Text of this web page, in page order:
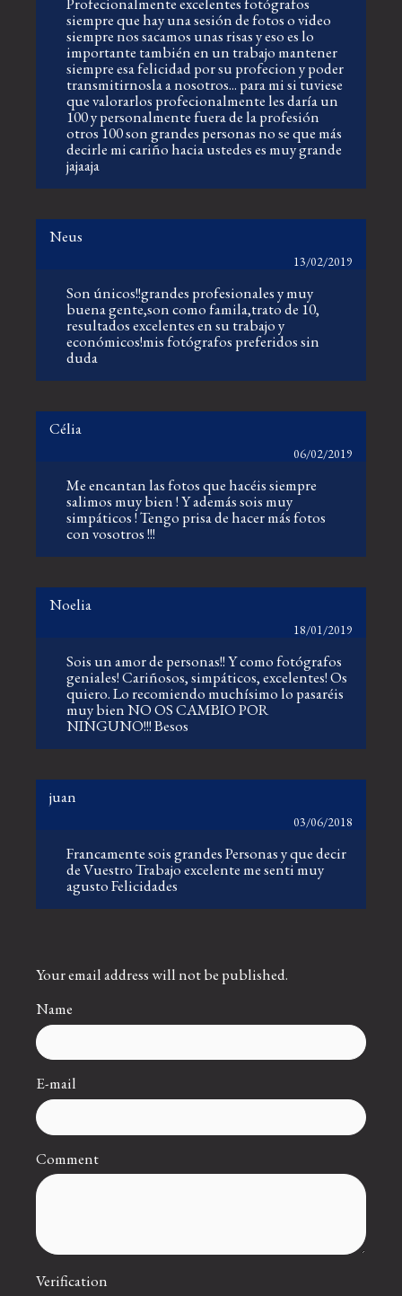
siempre que hay una sesión de fotos o video
siempre nos sacamos unas risas y eso es lo
importante también en un trabajo mantener
siempre esa felicidad por su profecion y poder
transmitirnosla a nosotros... para mi si tuviese
que valorarlos profecionalmente les daría un
100 y personalmente fuera de la profesión
otros 100 son grandes personas no se que más
decirle mi cariño hacia ustedes es muy grande
jajaaja
Neus
13/02/2019
Son únicos!!grandes profesionales y muy
buena gente,son como famila,trato de 10,
resultados excelentes en su trabajo y
económicos!mis fotógrafos preferidos sin
duda
Célia
06/02/2019
Me encantan las fotos que hacéis siempre
salimos muy bien ! Y además sois muy
simpáticos ! Tengo prisa de hacer más fotos
con vosotros !!!
Noelia
18/01/2019
Sois un amor de personas!! Y como fotógrafos
geniales! Cariñosos, simpáticos, excelentes! Os
quiero. Lo recomiendo muchísimo lo pasaréis
muy bien NO OS CAMBIO POR
NINGUNO!!! Besos
juan
03/06/2018
Francamente sois grandes Personas y que decir
de Vuestro Trabajo excelente me senti muy
agusto Felicidades
Your email address will not be published.
Name
E-mail
Comment
Verification